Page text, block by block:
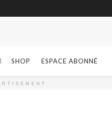
SHOP ESPACE ABONNÉ